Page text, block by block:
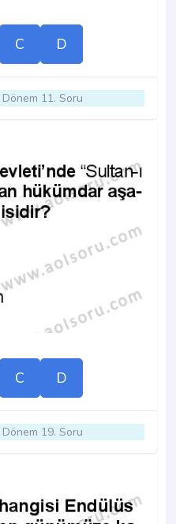
C D
Dönem 11. Soru
C D
Dönem 19. Soru